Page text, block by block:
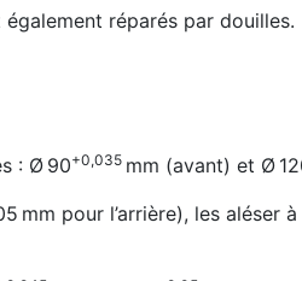
réparés par douilles.
: Ø 90+0,035 mm (avant) et Ø
mm pour l’arrière), les aléser